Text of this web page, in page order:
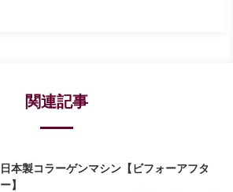
関連記事
日本製コラーゲンマシン【ビフォーアフタ
ー】